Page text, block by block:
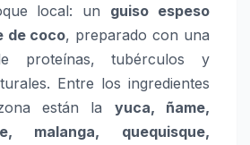
local: un guiso espeso
de coco, preparado con una
proteínas, tubérculos y
Entre los ingredientes
están la yuca, ñame,
malanga, quequisque,